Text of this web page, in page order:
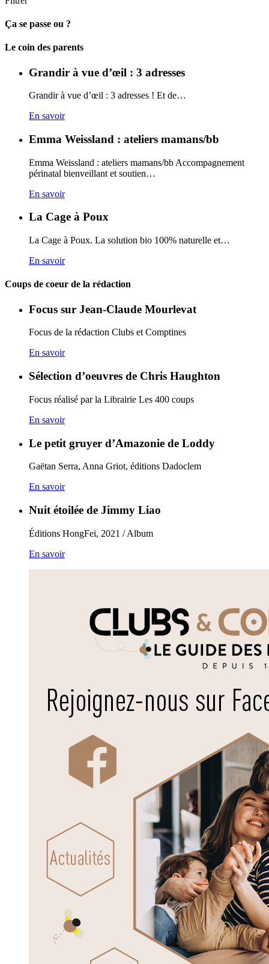
Ça se passe ou ?
Carto
Le coin des parents
Grandir à vue d’œil : 3 adresses
Grandir à vue d’œil : 3 adresses ! Et de…
En savoir
Emma Weissland : ateliers mamans/bb
Emma Weissland : ateliers mamans/bb Accompagnement
périnatal bienveillant et soutien…
En savoir
La Cage à Poux
La Cage à Poux. La solution bio 100% naturelle et…
En savoir
Coups de coeur de la rédaction
Focus sur Jean-Claude Mourlevat
Focus de la rédaction Clubs et Comptines
En savoir
Sélection d’oeuvres de Chris Haughton
Focus réalisé par la Librairie Les 400 coups
En savoir
Le petit gruyer d’Amazonie de Loddy
Gaëtan Serra, Anna Griot, éditions Dadoclem
En savoir
Nuit étoilée de Jimmy Liao
Éditions HongFei, 2021 / Album
En savoir